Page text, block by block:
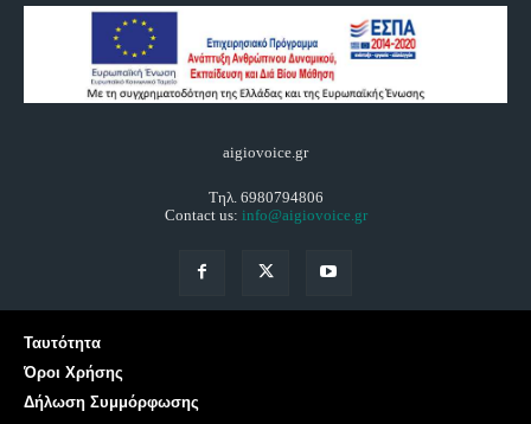
aigiovoice.gr
Τηλ. 6980794806
Contact us: info@aigiovoice.gr
Ταυτότητα
Όροι Χρήσης
Δήλωση Συμμόρφωσης